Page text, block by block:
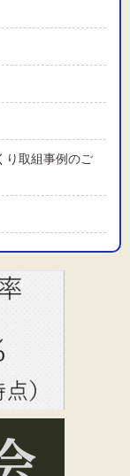
り取組事例のご